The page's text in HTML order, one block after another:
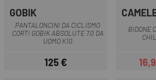
GOBIK
PANTALONCINI DA CICLISMO
CORTI GOBIK ABSOLUTE 7.0 DA
UOMO K10
Prezzo
125 €
BIDONE